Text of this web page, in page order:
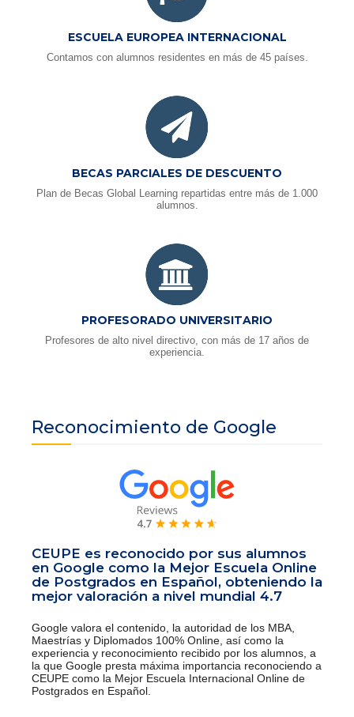
ESCUELA EUROPEA INTERNACIONAL
Contamos con alumnos residentes en más de 45 países.
BECAS PARCIALES DE DESCUENTO
Plan de Becas Global Learning repartidas entre más de 1.000
alumnos.
PROFESORADO UNIVERSITARIO
Profesores de alto nivel directivo, con más de 17 años de
experiencia.
Reconocimiento de Google
CEUPE es reconocido por sus alumnos
en Google como la Mejor Escuela Online
de Postgrados en Español, obteniendo la
mejor valoración a nivel mundial 4.7
Google valora el contenido, la autoridad de los MBA,
Maestrías y Diplomados 100% Online, así como la
experiencia y reconocimiento recibido por los alumnos, a
la que Google presta máxima importancia reconociendo a
CEUPE como la Mejor Escuela Internacional Online de
Postgrados en Español.